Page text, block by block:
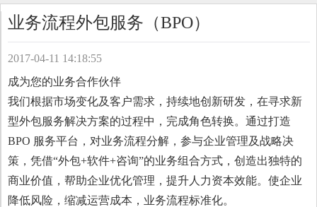
业务流程外包服务（BPO）
2017-04-11 14:18:55
成为您的业务合作伙伴
我们根据市场变化及客户需求，持续地创新研发，在寻求新
型外包服务解决方案的过程中，完成角色转换。通过打造
BPO 服务平台，对业务流程分解，参与企业管理及战略决
策，凭借“外包+软件+咨询”的业务组合方式，创造出独特的
商业价值，帮助企业优化管理，提升人力资本效能。使企业
降低风险，缩减运营成本，业务流程标准化。